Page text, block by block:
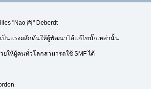
"Nao 尚" Deberdt
นแรงผลักดันให้ผู้พัฒนาได้แก้ไขบั๊กเหล่านั้น
ห้ผู้คนทั่วโลกสามารถใช้ SMF ได้